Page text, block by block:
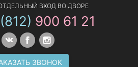
ОТДЕЛЬНЫЙ ВХОД ВО ДВОРЕ
900 61 21
ЗВОНОК